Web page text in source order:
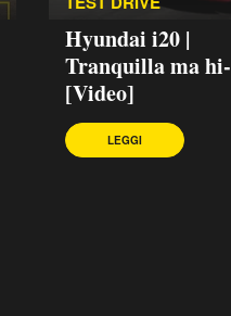
Hyundai i20 |
Tranquilla ma
[Video]
LEGGI